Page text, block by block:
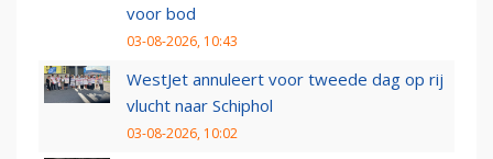
voor bod
03-08-2026, 10:43
WestJet annuleert voor tweede dag op rij
vlucht naar Schiphol
03-08-2026, 10:02